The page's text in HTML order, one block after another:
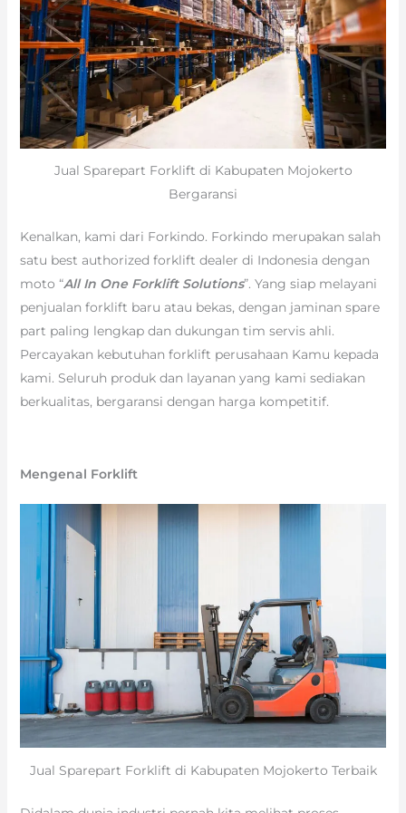
Jual Sparepart Forklift di Kabupaten Mojokerto
Bergaransi
Kenalkan, kami dari Forkindo. Forkindo merupakan salah
satu best authorized forklift dealer di Indonesia dengan
moto “All In One Forklift Solutions”. Yang siap melayani
penjualan forklift baru atau bekas, dengan jaminan spare
part paling lengkap dan dukungan tim servis ahli.
Percayakan kebutuhan forklift perusahaan Kamu kepada
kami. Seluruh produk dan layanan yang kami sediakan
berkualitas, bergaransi dengan harga kompetitif.
Mengenal Forklift
Jual Sparepart Forklift di Kabupaten Mojokerto Terbaik